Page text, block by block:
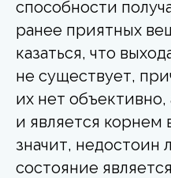
способности
ранее приятных
казаться, что
не существует,
их нет
и является корнем
значит, недостоин
состояние